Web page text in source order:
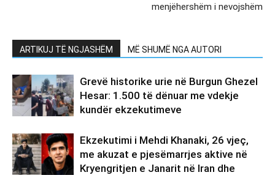
menjëhershëm i nevojshëm
ARTIKUJ TË NGJASHËM MË SHUMË NGA AUTORI
Grevë historike urie në Burgun Ghezel
Hesar: 1.500 të dënuar me vdekje
kundër ekzekutimeve
Ekzekutimi i Mehdi Khanaki, 26 vjeç,
me akuzat e pjesëmarrjes aktive në
Kryengritjen e Janarit në Iran dhe